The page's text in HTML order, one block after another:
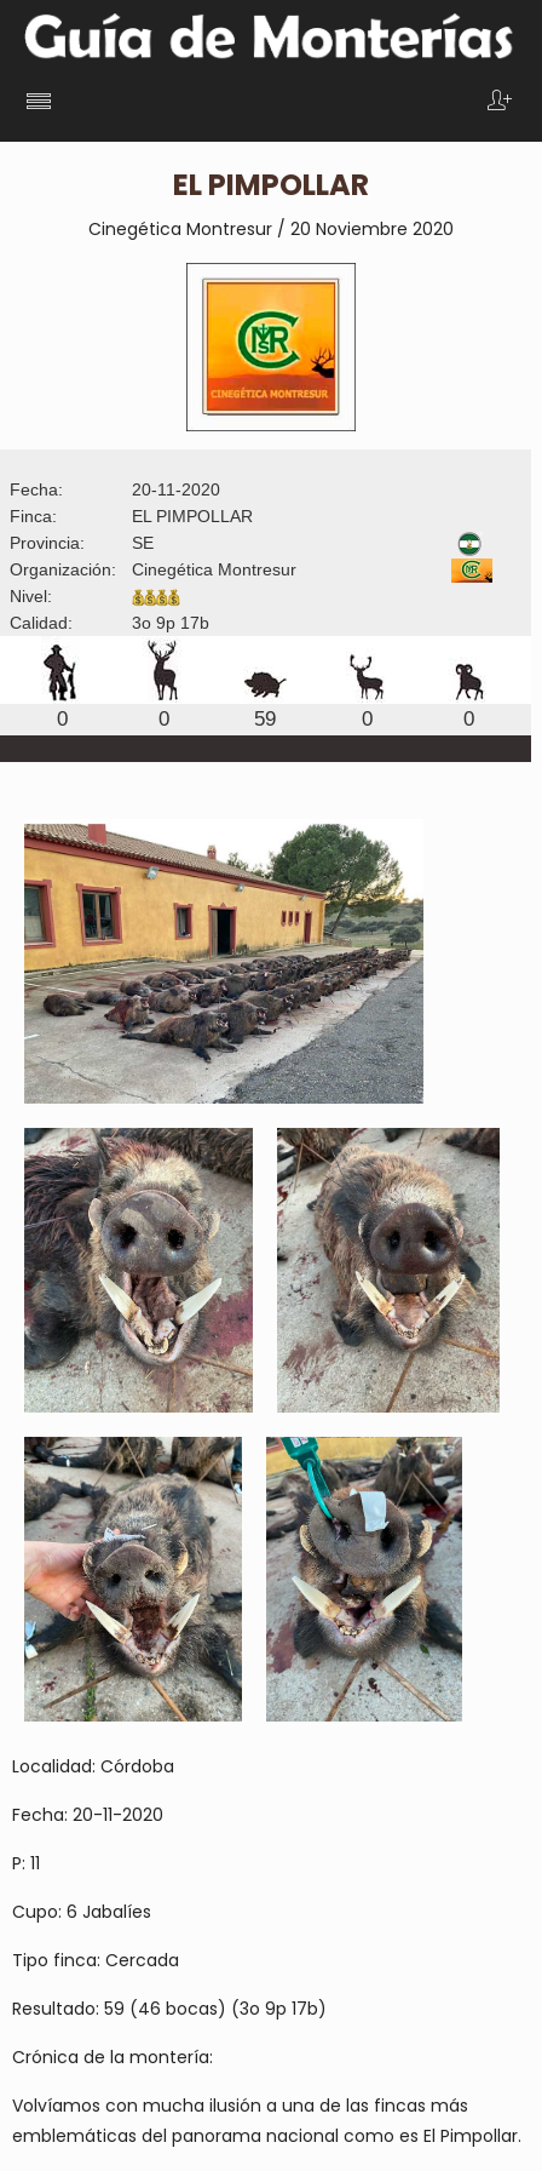
EL PIMPOLLAR
Cinegética Montresur / 20 Noviembre 2020
Fecha:
20-11-2020
Finca:
EL PIMPOLLAR
Provincia:
SE
Organización:
Cinegética Montresur
Nivel:
Calidad:
3o 9p 17b
0 0 59 0 0
Localidad: Córdoba
Fecha: 20-11-2020
P: 11
Cupo: 6 Jabalíes
Tipo finca: Cercada
Resultado: 59 (46 bocas) (3o 9p 17b)
Crónica de la montería:
Volvíamos con mucha ilusión a una de las fincas más
emblemáticas del panorama nacional como es El Pimpollar.